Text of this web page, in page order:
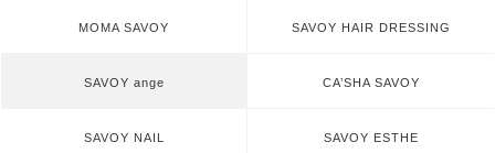
MOMA SAVOY SAVOY HAIR DRESSING
SAVOY ange CA’SHA SAVOY
SAVOY NAIL SAVOY ESTHE